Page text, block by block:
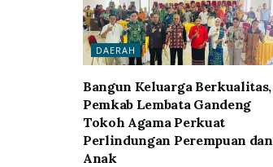
DAERAH
Bangun Keluarga Berkualitas,
Pemkab Lembata Gandeng
Tokoh Agama Perkuat
Perlindungan Perempuan dan
Anak